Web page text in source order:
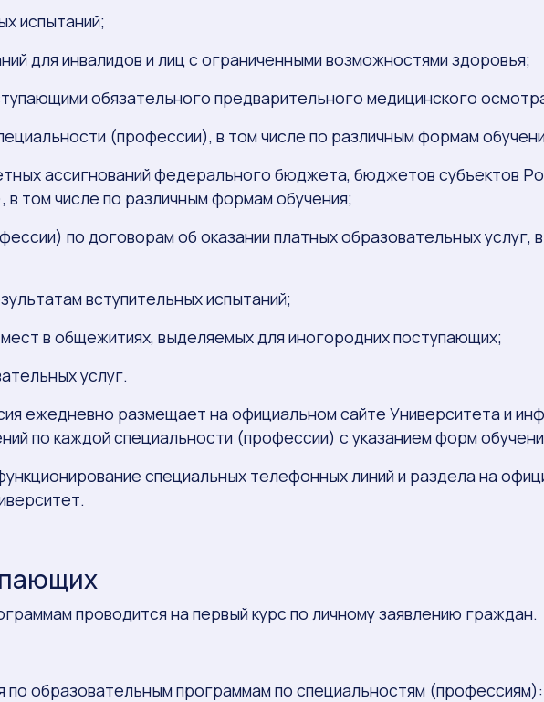
испытаний;
для инвалидов и лиц с ограниченными возможностями здоровья;
обязательного предварительного медицинского
(профессии), в том числе по различным формам
ассигнований федерального бюджета, бюджетов субъектов
том числе по различным формам обучения;
по договорам об оказании платных образовательных услуг,
вступительных испытаний;
в общежитиях, выделяемых для иногородних поступающих;
услуг.
ежедневно размещает на официальном сайте Университета и
по каждой специальности (профессии) с указанием форм
специальных телефонных линий и раздела на
проводится на первый курс по личному заявлению граждан.
по образовательным программам по специальностям